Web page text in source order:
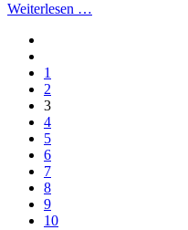
Weiterlesen …
1
2
3
4
5
6
7
8
9
10